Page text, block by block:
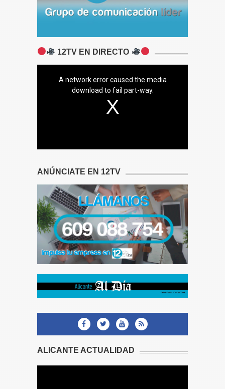
12TV EN DIRECTO
A network error caused the media
download to fail part-way.
ANÚNCIATE EN 12TV
ALICANTE ACTUALIDAD